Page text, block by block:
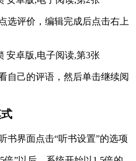
选评价，编辑完成后点击右上
自己的评语，然后单击继续阅
书界面点击“听书设置”的选项